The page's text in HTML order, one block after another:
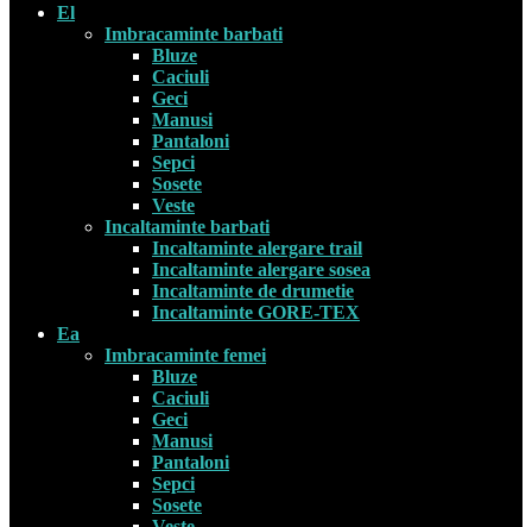
El
Imbracaminte barbati
Bluze
Caciuli
Geci
Manusi
Pantaloni
Sepci
Sosete
Veste
Incaltaminte barbati
Incaltaminte alergare trail
Incaltaminte alergare sosea
Incaltaminte de drumetie
Incaltaminte GORE-TEX
Ea
Imbracaminte femei
Bluze
Caciuli
Geci
Manusi
Pantaloni
Sepci
Sosete